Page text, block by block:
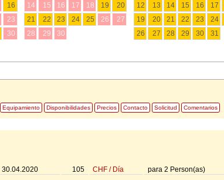
16
23
30
14
15 16 17 18 19
20
21
22 23 24 25 26
27
28
29 30
12
13 14 15 16
17
19
20 21 22 23
24
26
27 28 29 30 31
Equipamiento Disponibilidades Precios Contacto Solicitud Comentarios
30.04.2020 105 CHF / Día para 2 Person(as)